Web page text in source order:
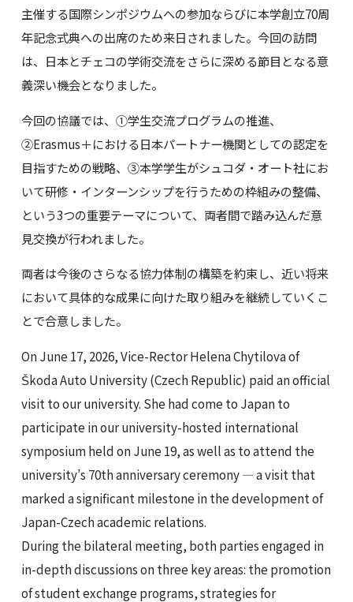
主催する国際シンポジウムへの参加ならびに本学創立70周
年記念式典への出席のため来日されました。今回の訪問
は、日本とチェコの学術交流をさらに深める節目となる意
義深い機会となりました。
今回の協議では、①学生交流プログラムの推進、
②Erasmus＋における日本パートナー機関としての認定を
目指すための戦略、③本学学生がシュコダ・オート社にお
いて研修・インターンシップを行うための枠組みの整備、
という3つの重要テーマについて、両者間で踏み込んだ意
見交換が行われました。
両者は今後のさらなる協力体制の構築を約束し、近い将来
において具体的な成果に向けた取り組みを継続していくこ
とで合意しました。
On June 17, 2026, Vice-Rector Helena Chytilova of
Škoda Auto University (Czech Republic) paid an official
visit to our university. She had come to Japan to
participate in our university-hosted international
symposium held on June 19, as well as to attend the
university’s 70th anniversary ceremony — a visit that
marked a significant milestone in the development of
Japan-Czech academic relations.
During the bilateral meeting, both parties engaged in
in-depth discussions on three key areas: the promotion
of student exchange programs, strategies for